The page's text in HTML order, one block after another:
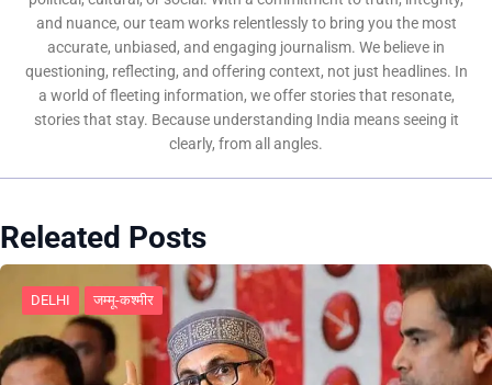
and nuance, our team works relentlessly to bring you the most
accurate, unbiased, and engaging journalism. We believe in
questioning, reflecting, and offering context, not just headlines. In
a world of fleeting information, we offer stories that resonate,
stories that stay. Because understanding India means seeing it
clearly, from all angles.
Releated Posts
DELHI जम्मू-कश्मीर